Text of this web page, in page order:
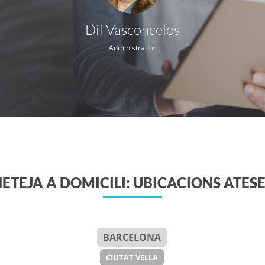
Dil Vasconcelos
Administrador
A DOMICILI: UBICACIONS
BARCELONA
CIUTAT VELLA